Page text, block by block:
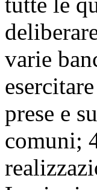
varie
prese e
comuni;